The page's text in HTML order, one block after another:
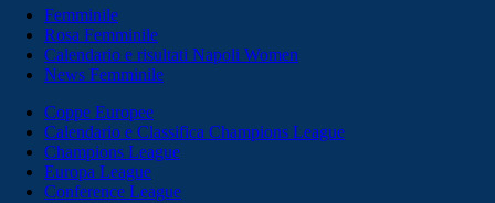
Femminile
Rosa Femminile
Calendario e risultati Napoli Women
News Femminile
Coppe Europee
Calendario e Classifica Champions League
Champions League
Europa League
Conference League